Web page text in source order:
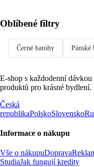
Oblíbené filtry
Černé batohy Pánské
E-shop s každodenní
produktů pro krásné bydlení.
Česká
republikaPolskoSlovensko
Informace o nákupu
Vše o nákupuDoprava
StudiaJak fungují kredity